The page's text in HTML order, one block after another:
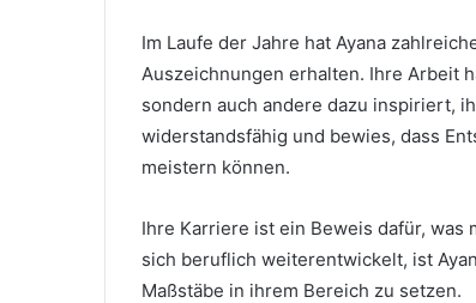
Im Laufe der Jahre hat Ayana
Auszeichnungen erhalten. Ihre Arbeit
sondern auch andere dazu inspiriert,
widerstandsfähig und bewies, dass
meistern können.
Ihre Karriere ist ein Beweis dafür, was
sich beruflich weiterentwickelt, ist
Maßstäbe in ihrem Bereich zu setzen.